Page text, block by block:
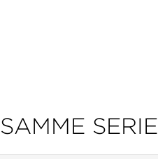
SAMME SERIE